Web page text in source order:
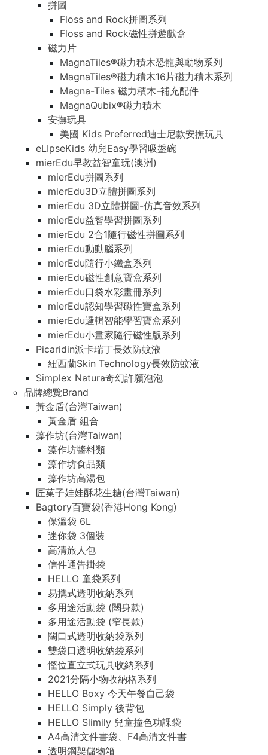
拼圖
Floss and Rock拼圖系列
Floss and Rock磁性拼遊戲盒
磁力片
MagnaTiles®磁力積木恐龍與動物系列
MagnaTiles®磁力積木16片磁力積木系列
Magna-Tiles 磁力積木-補充配件
MagnaQubix®磁力積木
安撫玩具
美國 Kids Preferred迪士尼款安撫玩具
eLIpseKids 幼兒Easy學習吸盤碗
mierEdu早教益智童玩(澳洲)
mierEdu拼圖系列
mierEdu3D立體拼圖系列
mierEdu 3D立體拼圖-仿真音效系列
mierEdu益智學習拼圖系列
mierEdu 2合1隨行磁性拼圖系列
mierEdu動動腦系列
mierEdu隨行小鐵盒系列
mierEdu磁性創意寶盒系列
mierEdu口袋水彩畫冊系列
mierEdu認知學習磁性寶盒系列
mierEdu邏輯智能學習寶盒系列
mierEdu小畫家隨行磁性版系列
Picaridin派卡瑞丁長效防蚊液
紐西蘭Skin Technology長效防蚊液
Simplex Natura奇幻許願泡泡
品牌總覽Brand
黃金盾(台灣Taiwan)
黃金盾 組合
藻作坊(台灣Taiwan)
藻作坊醬料類
藻作坊食品類
藻作坊高湯包
匠菓子娃娃酥花生糖(台灣Taiwan)
Bagtory百寶袋(香港Hong Kong)
保溫袋 6L
迷你袋 3個裝
高清旅人包
信件通告掛袋
HELLO 童袋系列
易攜式透明收納系列
多用途活動袋 (闊身款)
多用途活動袋 (窄長款)
闊口式透明收納袋系列
雙袋口透明收納袋系列
慳位直立式玩具收納系列
2021分隔小物收納格系列
HELLO Boxy 今天午餐自己袋
HELLO Simply 後背包
HELLO Slimily 兒童撞色功課袋
A4高清文件書袋、F4高清文件書
透明鋼架儲物箱